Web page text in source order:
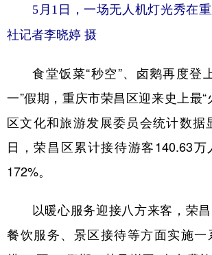
5月1日，一场无人机灯光秀在
社记者李晓婷 摄
食堂饭菜“秒空”、卤鹅再度登
一”假期，重庆市荣昌区迎来史上最“
区文化和旅游发展委员会统计数据
日，荣昌区累计接待游客140.63万
172%。
以暖心服务迎接八方来客，荣昌
餐饮服务、景区接待等方面实施一